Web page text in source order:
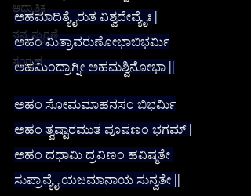
ಆಧ್ಯಾತ್ಮಿಕ
ನನ್ನ ಸ್ಫುರಣೆ
ಸಂಗ್ರಹ
ಅಹಮಾದಿತ್ಯೈರುತ ವಿಶ್ವದೇವ್ಯೈಃ |
ಅಹಂ ಮಿತ್ರಾವರುಣೋಭಾಬಿಭರ್ಮಿ
ಅಹಮಿಂದ್ರಾಗ್ನೀ ಅಹಮಶ್ವಿನೋಭಾ ||
ಅಹಂ ಸೋಮಮಾಹನಸಂ ಬಿಭರ್ಮಿ
ಅಹಂ ತ್ವಷ್ಟಾರಮುತ ಪೂಷಣಂ ಭಗಮ್ |
ಅಹಂ ದಧಾಮಿ ದ್ರವಿಣಂ ಹವಿಷ್ಮತೇ
ಸುಪ್ರಾವ್ಯೈ ಯಜಮಾನಾಯ ಸುನ್ವತೇ ||